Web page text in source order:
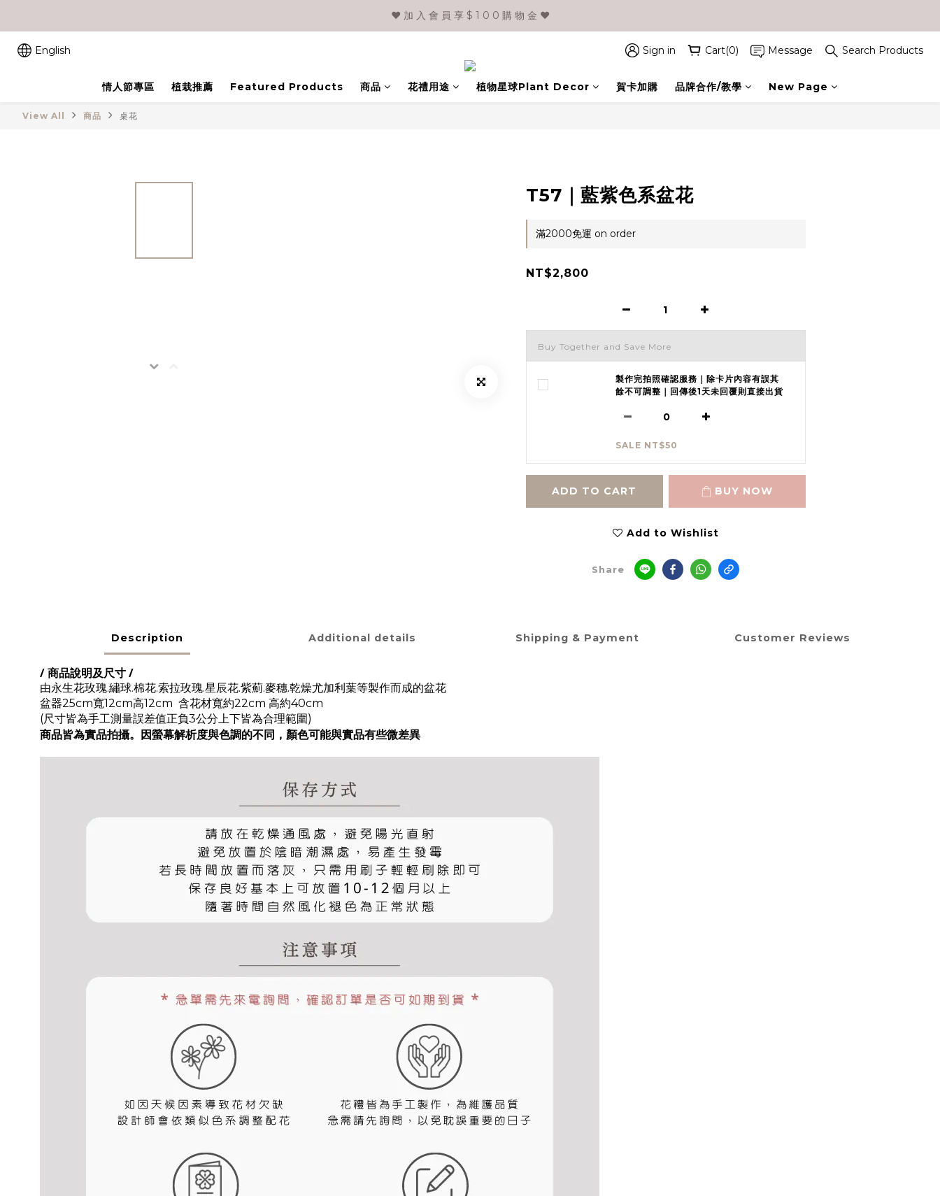
❤️ 加 入 會 員 享 $ 1 0 0 購 物 金 ❤️
English Sign in Cart(0) Message Search Products
情人節專區 植栽推薦 Featured Products 商品 花禮用途 植物星球Plant Decor 賀卡加購 品牌合作/教學 New Page
View All 商品 桌花
T57｜藍紫色系盆花
滿2000免運 on order
NT$2,800
Buy Together and Save More
製作完拍照確認服務｜除卡片內容有誤其
餘不可調整｜回傳後1天未回覆則直接出貨
SALE NT$50
ADD TO CART BUY NOW
Add to Wishlist
Share
Description Additional details Shipping & Payment Customer Reviews
/ 商品說明及尺寸 /
由永生花玫瑰.繡球.棉花.索拉玫瑰.星辰花.紫薊.麥穗.乾燥尤加利葉等製作而成的盆花
盆器25cm寬12cm高12cm 含花材寬約22cm 高約40cm
(尺寸皆為手工測量誤差值正負3公分上下皆為合理範圍)
商品皆為實品拍攝。因螢幕解析度與色調的不同，顏色可能與實品有些微差異